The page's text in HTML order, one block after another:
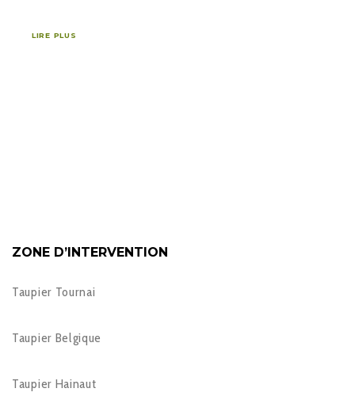
LIRE PLUS
ZONE D’INTERVENTION
Taupier Tournai
Taupier Belgique
Taupier Hainaut